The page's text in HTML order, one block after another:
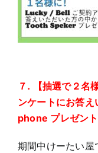
７. 【抽選で２名
ンケートにお答
phone プレゼント
期間中けーたい屋